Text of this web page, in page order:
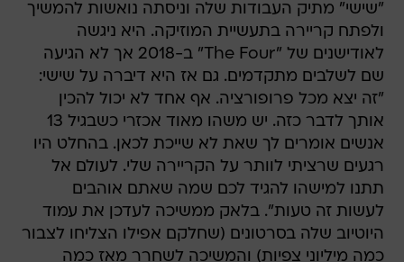
"שישי" מתיק העבודות שלה וניסתה נואשות להמשיך
ולפתח קריירה בתעשיית המוזיקה. היא ניגשה
לאודישנים של "The Four" ב-2018 אך לא הגיעה
שם לשלבים מתקדמים. גם אז היא דיברה על שישי:
"זה יצא מכל פרופורציה. אף אחד לא יכול להכין
אותך לדבר כזה. יש משהו מאוד אכזרי כשבגיל 13
אנשים אומרים לך שאת לא שייכת לכאן. בהחלט היו
רגעים שרציתי לוותר על הקריירה שלי. לעולם אל
תתנו למישהו להגיד לכם שמה שאתם אוהבים
לעשות זה טעות". בלאק ממשיכה לעדכן את עמוד
היוטיוב שלה בסרטונים (שחלקם אפילו הצליחו לצבור
כמה מיליוני צפיות) והמשיכה לשחרר מאז כמה